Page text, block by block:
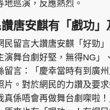
地巡演，反應熱烈。
唐安麒有「戲功」
民留言大讚唐安麒「好勁
演舞台劇好堅，無得NG
留言：「慶幸當時有到廣
片。對於網民的力讚及要
真係唔會再做舞台劇㗎啦